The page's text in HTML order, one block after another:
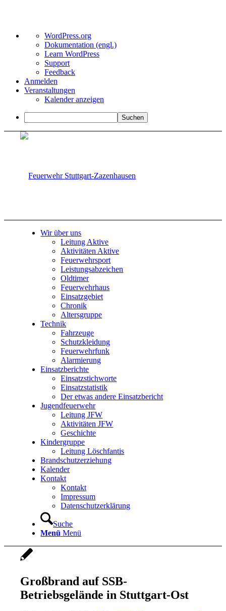
Über
WordPress
WordPress.org
Dokumentation (engl.)
Learn WordPress
Support
Feedback
Anmelden
Veranstaltungen
Kalender anzeigen
Suchen
Wir über uns
Leitung Aktive
Aktivitäten Aktive
Feuerwehrsport
Leistungsabzeichen
Oldtimer
Feuerwehrhaus
Einsatzgebiet
Chronik
Altersgruppe
Technik
Fahrzeuge
Schutzkleidung
Feuerwehrfunk
Alarmierung
Einsatzberichte
Einsatzstichworte
Einsatzstatistik
Der etwas andere Einsatzbericht
Jugendfeuerwehr
Leitung JFW
Aktivitäten JFW
Geschichte
Kindergruppe
Leitung Löschfantis
Brandschutzerziehung
Kalender
Kontakt
Kontakt
Impressum
Datenschutzerklärung
Suche
Menü Menü
Großbrand auf SSB-
Betriebsgelände in Stuttgart-Ost